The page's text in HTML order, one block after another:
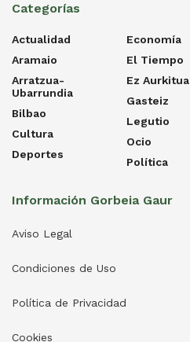
Categorías
Actualidad
Aramaio
Arratzua-
Ubarrundia
Bilbao
Cultura
Deportes
Economía
El Tiempo
Ez Aurkitua
Gasteiz
Legutio
Ocio
Política
Información Gorbeia Gaur
Aviso Legal
Condiciones de Uso
Política de Privacidad
Cookies